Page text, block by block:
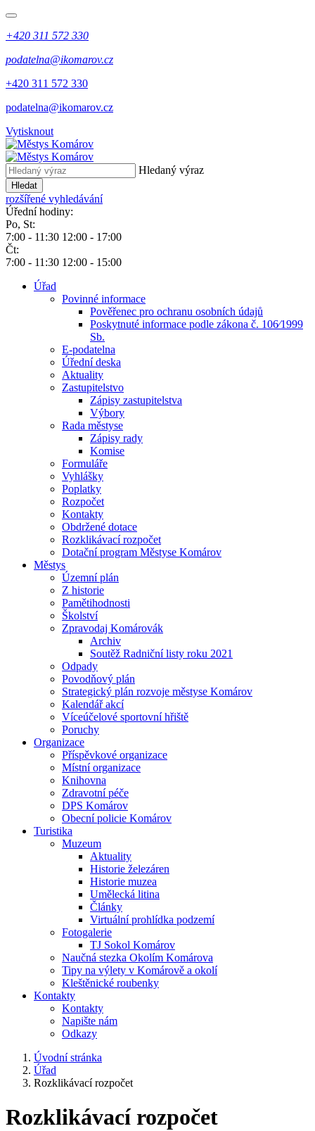
+420 311 572 330
podatelna@ikomarov.cz
+420 311 572 330
podatelna@ikomarov.cz
Vytisknout
Hledaný výraz
Hledat
rozšířené vyhledávání
Úřední hodiny:
Po, St:
7:00 - 11:30 12:00 - 17:00
Čt:
7:00 - 11:30 12:00 - 15:00
Úřad
Povinné informace
Pověřenec pro ochranu osobních údajů
Poskytnuté informace podle zákona č. 106⁄1999
Sb.
E-podatelna
Úřední deska
Aktuality
Zastupitelstvo
Zápisy zastupitelstva
Výbory
Rada městyse
Zápisy rady
Komise
Formuláře
Vyhlášky
Poplatky
Rozpočet
Kontakty
Obdržené dotace
Rozklikávací rozpočet
Dotační program Městyse Komárov
Městys
Územní plán
Z historie
Pamětihodnosti
Školství
Zpravodaj Komárovák
Archiv
Soutěž Radniční listy roku 2021
Odpady
Povodňový plán
Strategický plán rozvoje městyse Komárov
Kalendář akcí
Víceúčelové sportovní hřiště
Poruchy
Organizace
Příspěvkové organizace
Místní organizace
Knihovna
Zdravotní péče
DPS Komárov
Obecní policie Komárov
Turistika
Muzeum
Aktuality
Historie železáren
Historie muzea
Umělecká litina
Články
Virtuální prohlídka podzemí
Fotogalerie
TJ Sokol Komárov
Naučná stezka Okolím Komárova
Tipy na výlety v Komárově a okolí
Kleštěnické roubenky
Kontakty
Kontakty
Napište nám
Odkazy
Úvodní stránka
Úřad
Rozklikávací rozpočet
Rozklikávací rozpočet